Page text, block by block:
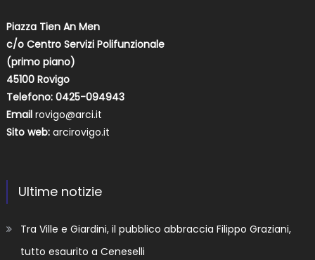
Piazza Tien An Men
c/o Centro Servizi Polifunzionale
(primo piano)
45100 Rovigo
Telefono: 0425-094943
Email rovigo@arci.it
Sito web: arcirovigo.it
Ultime notizie
Tra Ville e Giardini, il pubblico abbraccia Filippo Graziani,
tutto esaurito a Ceneselli